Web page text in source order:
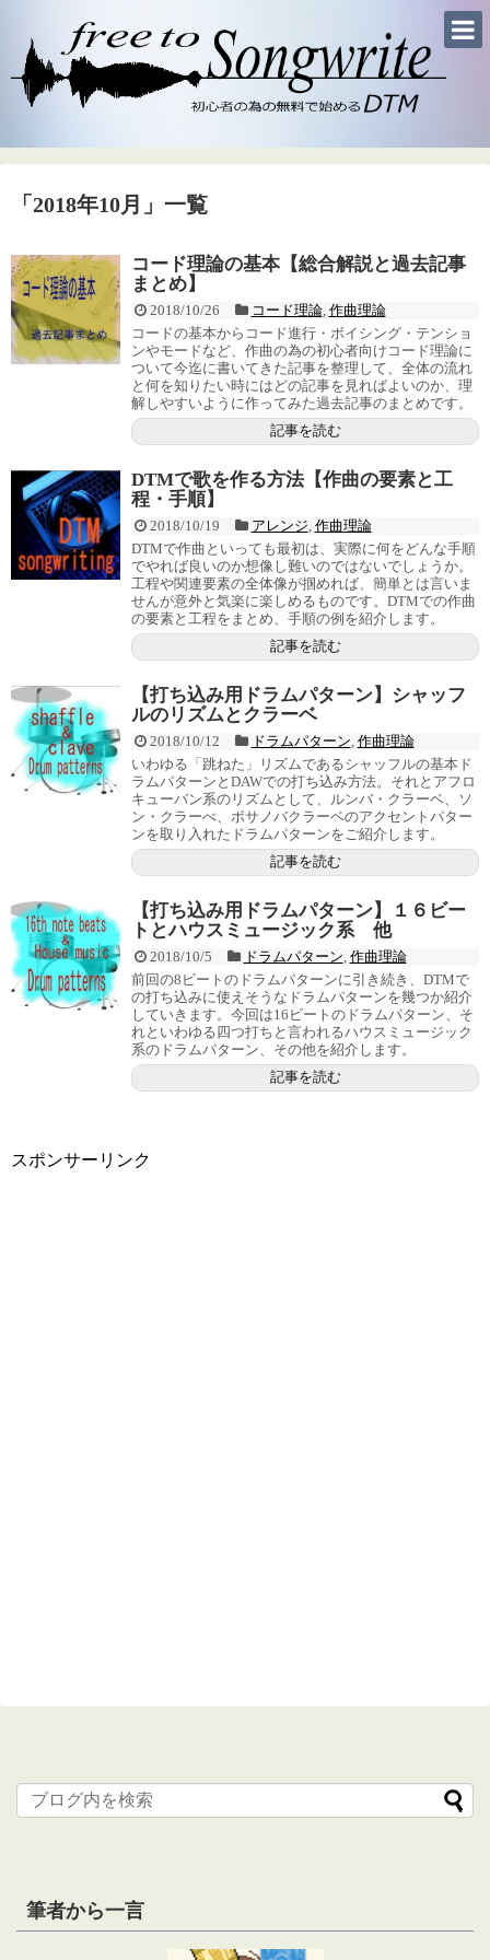
「 2018年10月 」 一覧
コード理論の基本【総合解説と過去記事
まとめ】
2018/10/26 コード理論, 作曲理論
コードの基本からコード進行・ボイシング・テンショ
ンやモードなど、作曲の為の初心者向けコード理論に
ついて今迄に書いてきた記事を整理して、全体の流れ
と何を知りたい時にはどの記事を見ればよいのか、理
解しやすいように作ってみた過去記事のまとめです。
記事を読む
DTMで歌を作る方法【作曲の要素と工
程・手順】
2018/10/19 アレンジ, 作曲理論
DTMで作曲といっても最初は、実際に何をどんな手順
でやれば良いのか想像し難いのではないでしょうか。
工程や関連要素の全体像が掴めれば、簡単とは言いま
せんが意外と気楽に楽しめるものです。DTMでの作曲
の要素と工程をまとめ、手順の例を紹介します。
記事を読む
【打ち込み用ドラムパターン】シャッフ
ルのリズムとクラーベ
2018/10/12 ドラムパターン, 作曲理論
いわゆる「跳ねた」リズムであるシャッフルの基本ド
ラムパターンとDAWでの打ち込み方法。それとアフロ
キューバン系のリズムとして、ルンバ・クラーベ、ソ
ン・クラーべ、ボサノバクラーベのアクセントパター
ンを取り入れたドラムパターンをご紹介します。
記事を読む
【打ち込み用ドラムパターン】１６ビー
トとハウスミュージック系 他
2018/10/5 ドラムパターン, 作曲理論
前回の8ビートのドラムパターンに引き続き、DTMで
の打ち込みに使えそうなドラムパターンを幾つか紹介
していきます。今回は16ビートのドラムパターン、そ
れといわゆる四つ打ちと言われるハウスミュージック
系のドラムパターン、その他を紹介します。
記事を読む
スポンサーリンク
筆者から一言